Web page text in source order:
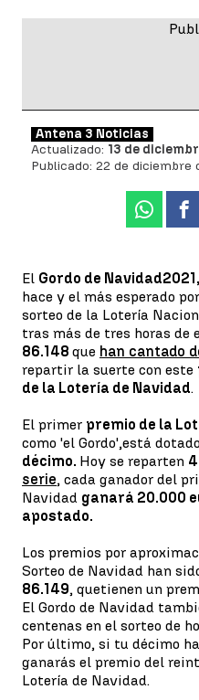
Antena 3 Noticias
Actualizado: 13 de
Publicado: 22 de diciembre
El Gordo de Navidad2021,
hace y el más esperado
sorteo de la Lotería
tras más de tres horas de
86.148 que han cantado
repartir la suerte con este
de la Lotería de Navidad.
El primer premio de la
como 'el Gordo',está
décimo. Hoy se reparten
serie, cada ganador del
Navidad ganará 20.000
apostado.
Los premios por
Sorteo de Navidad han
86.149, quetienen un
El Gordo de Navidad
centenas en el sorteo de
Por último, si tu décimo
ganarás el premio del
Lotería de Navidad.